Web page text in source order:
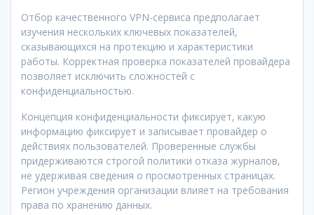
Отбор качественного VPN-сервиса предполагает
изучения нескольких ключевых показателей,
сказывающихся на протекцию и характеристики
работы. Корректная проверка показателей провайдера
позволяет исключить сложностей с
конфиденциальностью.
Концепция конфиденциальности фиксирует, какую
информацию фиксирует и записывает провайдер о
действиях пользователей. Проверенные службы
придерживаются строгой политики отказа журналов,
не удерживая сведения о просмотренных страницах.
Регион учреждения организации влияет на требования
права по хранению данных.